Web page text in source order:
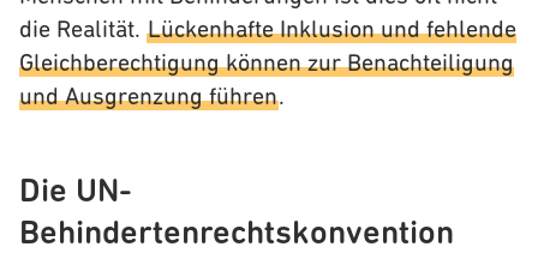
die Realität. Lückenhafte Inklusion und fehlende
Gleichberechtigung können zur Benachteiligung
und Ausgrenzung führen.
Die UN-
Behindertenrechtskonvention